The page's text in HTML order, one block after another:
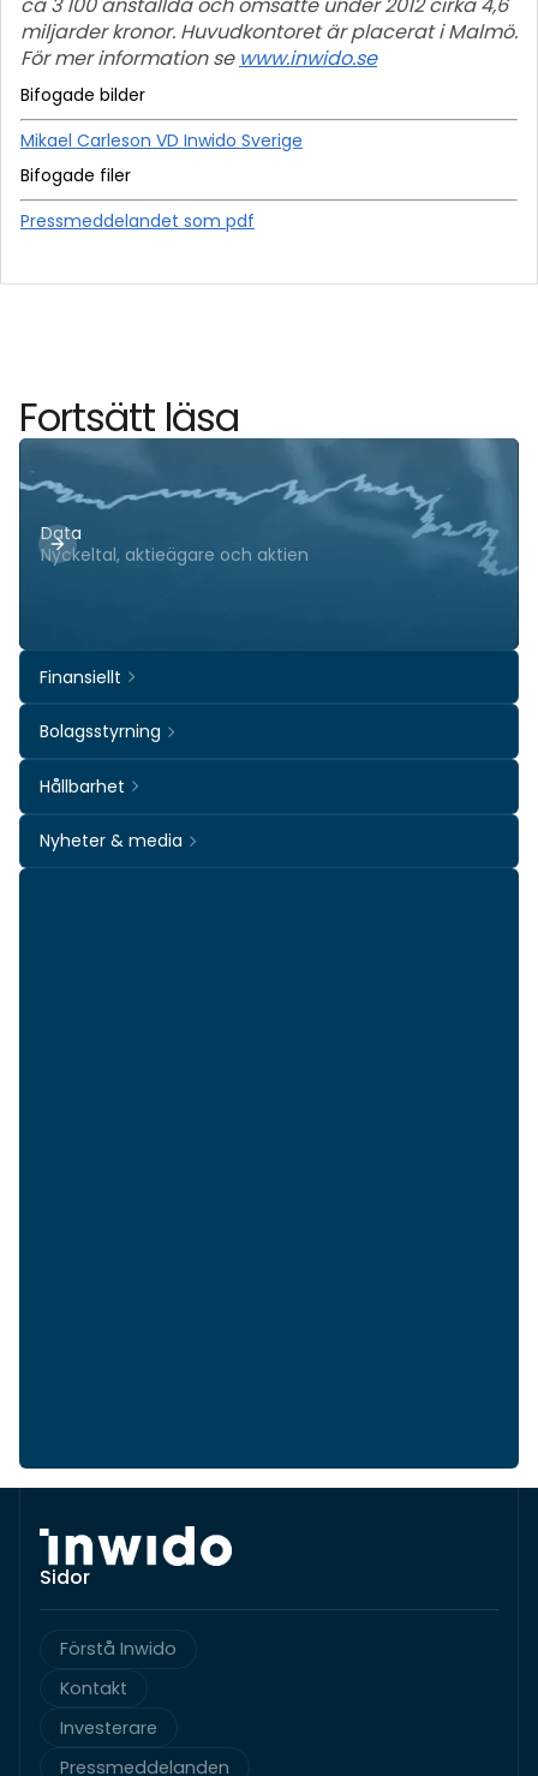
miljarder kronor. Huvudkontoret är placerat i Malmö.
För mer information se www.inwido.se
Bifogade bilder
Mikael Carleson VD Inwido Sverige
Bifogade filer
Pressmeddelandet som pdf
Fortsätt läsa
Data
Nyckeltal, aktieägare och aktien
Finansiellt
Bolagsstyrning
Hållbarhet
Nyheter & media
Sidor
Förstå Inwido
Kontakt
Investerare
Pressmeddelanden